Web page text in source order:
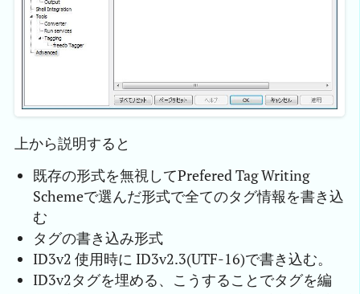
上から説明すると
既存の形式を無視してPrefered Tag Writing
Schemeで選んだ形式で全てのタグ情報を書き込
む
タグの書き込み形式
ID3v2 使用時に ID3v2.3(UTF-16)で書き込む。
ID3v2タグを埋める、こうすることでタグを編